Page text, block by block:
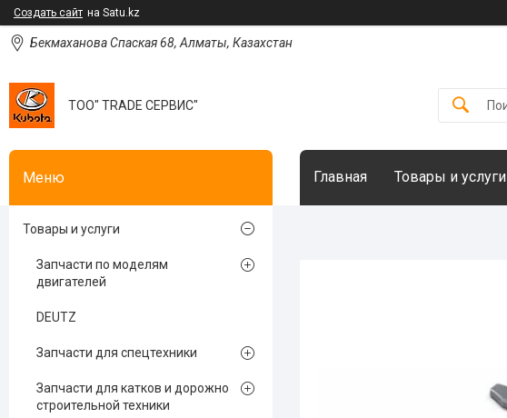
Создать сайт на Satu.kz
Бекмаханова Спаская 68, Алматы, Казахстан
ТОО" TRADE СЕРВИС"
Главная Товары и услуги
Товары и услуги
Запчасти по моделям
двигателей
DEUTZ
Запчасти для спецтехники
Запчасти для катков и дорожно
строительной техники